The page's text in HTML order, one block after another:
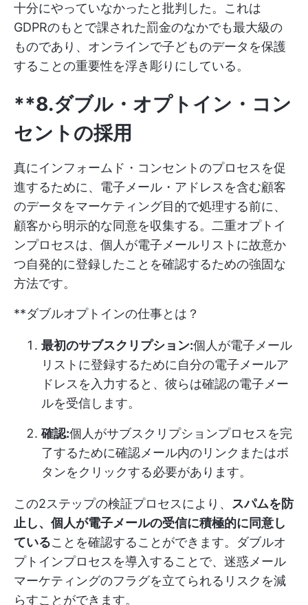
十分にやっていなかったと批判した。これは
GDPRのもとで課された罰金のなかでも最大級の
ものであり、オンラインで子どものデータを保護
することの重要性を浮き彫りにしている。
**8.ダブル・オプトイン・コン
セントの採用
真にインフォームド・コンセントのプロセスを促
進するために、電子メール・アドレスを含む顧客
のデータをマーケティング目的で処理する前に、
顧客から明示的な同意を収集する。二重オプトイ
ンプロセスは、個人が電子メールリストに故意か
つ自発的に登録したことを確認するための強固な
方法です。
**ダブルオプトインの仕事とは？
最初のサブスクリプション:個人が電子メール
リストに登録するために自分の電子メールア
ドレスを入力すると、彼らは確認の電子メー
ルを受信します。
確認:個人がサブスクリプションプロセスを完
了するために確認メール内のリンクまたはボ
タンをクリックする必要があります。
この2ステップの検証プロセスにより、 スパムを防
止し、個人が電子メールの受信に積極的に同意し
ていることを確認することができます。ダブルオ
プトインプロセスを導入することで、迷惑メール
マーケティングのフラグを立てられるリスクを減
らすことができます。